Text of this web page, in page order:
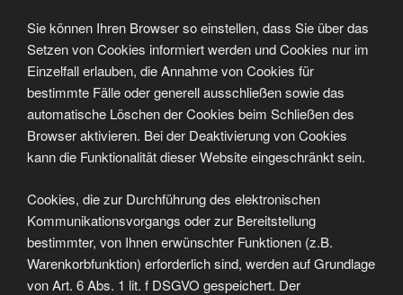
Sie können Ihren Browser so einstellen, dass Sie über das
Setzen von Cookies informiert werden und Cookies nur im
Einzelfall erlauben, die Annahme von Cookies für
bestimmte Fälle oder generell ausschließen sowie das
automatische Löschen der Cookies beim Schließen des
Browser aktivieren. Bei der Deaktivierung von Cookies
kann die Funktionalität dieser Website eingeschränkt sein.
Cookies, die zur Durchführung des elektronischen
Kommunikationsvorgangs oder zur Bereitstellung
bestimmter, von Ihnen erwünschter Funktionen (z.B.
Warenkorbfunktion) erforderlich sind, werden auf Grundlage
von Art. 6 Abs. 1 lit. f DSGVO gespeichert. Der